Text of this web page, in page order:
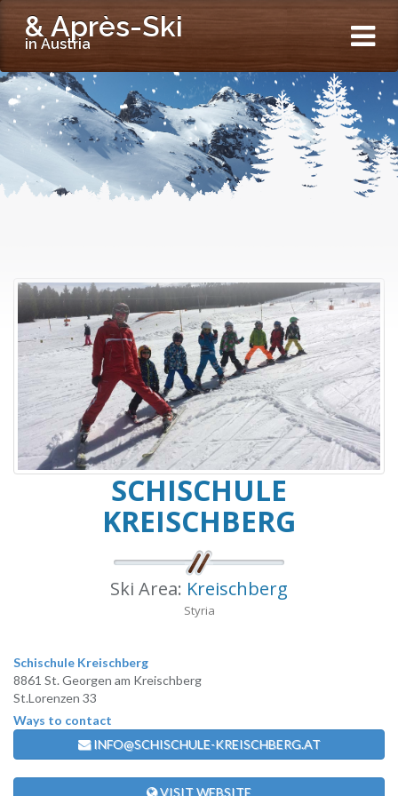
& Après-Ski
in Austria
SCHISCHULE
KREISCHBERG
Ski Area: Kreischberg
Styria
Schischule Kreischberg
8861 St. Georgen am Kreischberg
St.Lorenzen 33
Ways to contact
INFO@SCHISCHULE-KREISCHBERG.AT
VISIT WEBSITE